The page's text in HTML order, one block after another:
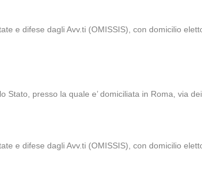
e difese dagli Avv.ti (OMISSIS), con domicilio
Stato, presso la quale e’ domiciliata in Roma, via dei
e difese dagli Avv.ti (OMISSIS), con domicilio